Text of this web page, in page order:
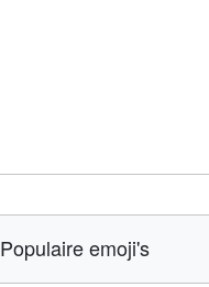
Populaire emoji's